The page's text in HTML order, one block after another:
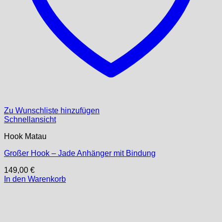
Zu Wunschliste hinzufügen
Schnellansicht
Hook Matau
Großer Hook – Jade Anhänger mit Bindung
149,00 €
In den Warenkorb